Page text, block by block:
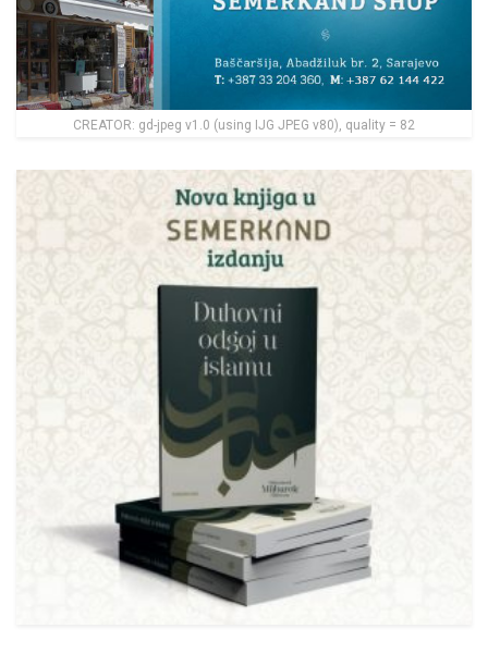
CREATOR: gd-jpeg v1.0 (using IJG JPEG v80), quality = 82